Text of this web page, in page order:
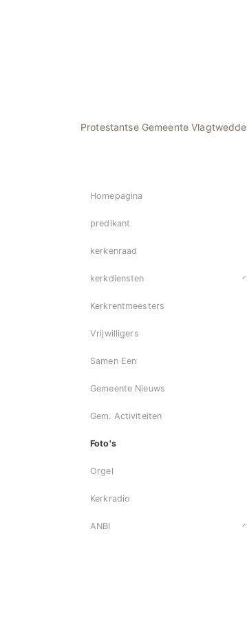
Protestantse Gemeente Vlagtwedde
Homepagina
predikant
kerkenraad
kerkdiensten
Kerkrentmeesters
Vrijwilligers
Samen Een
Gemeente Nieuws
Gem. Activiteiten
Foto's
Orgel
Kerkradio
ANBI